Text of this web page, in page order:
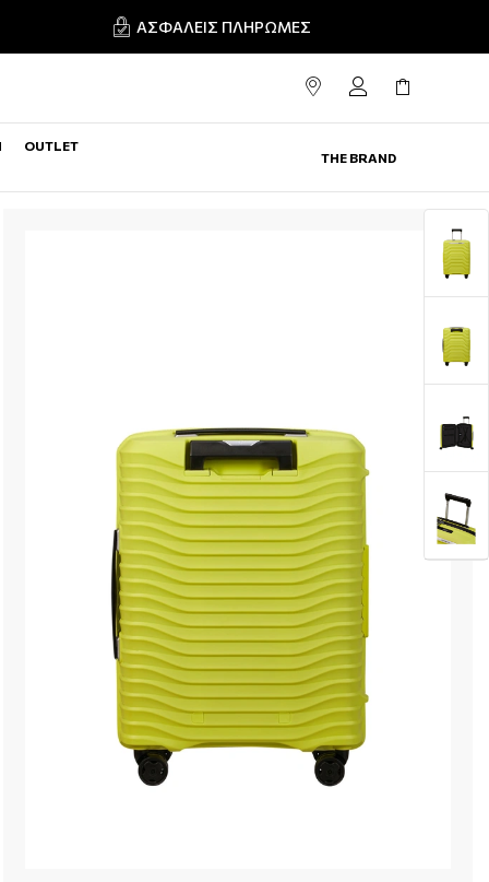
ΑΣΦΑΛΕΊΣ ΠΛΗΡΩΜΈΣ
OUTLET
THE BRAND